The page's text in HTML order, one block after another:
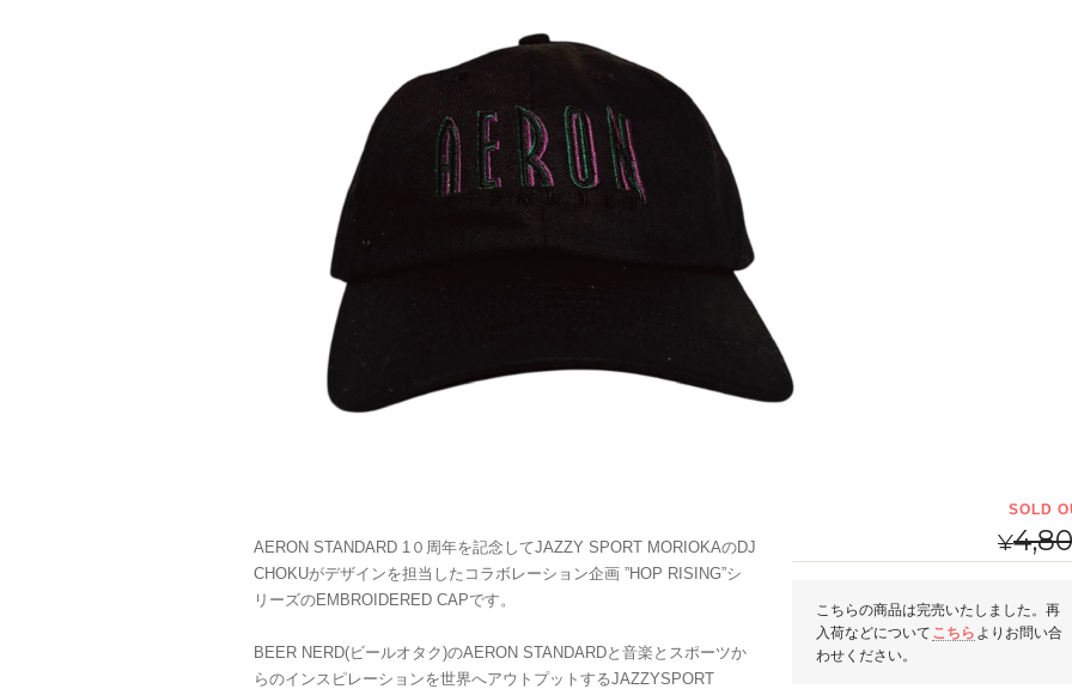
AERON STANDARD 1０周年を記念してJAZZY SPORT MORIOKAのDJ
CHOKUがデザインを担当したコラボレーション企画 ”HOP RISING”シ
リーズのEMBROIDERED CAPです。
BEER NERD(ビールオタク)のAERON STANDARDと音楽とスポーツか
らのインスピレーションを世界へアウトプットするJAZZYSPORT
SOLD
¥
こちらの商品は完売いたしました。再
入荷などについて こちら よりお問い合
わせください。